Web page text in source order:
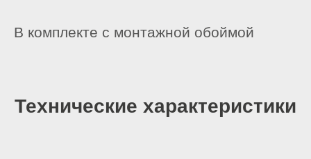
В комплекте с монтажной обоймой
Технические характеристики
+7 (800) 333-11-